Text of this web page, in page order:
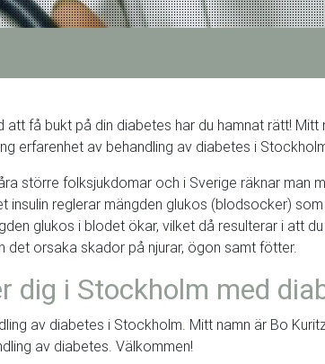
att få bukt på din diabetes har du hamnat rätt!
erfarenhet av behandling av diabetes i
större folksjukdomar och i Sverige räknar man
insulin reglerar mängden glukos (blodsocker)
glukos i blodet ökar, vilket då resulterar i att
det orsaka skador på njurar, ögon samt fötter.
dig i Stockholm med
av diabetes i Stockholm. Mitt namn är Bo
av diabetes. Välkommen!